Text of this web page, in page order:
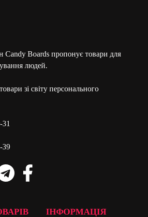
Candy Boards пропонує товари для
людей.
зі світу персонального
39
ІНФОРМАЦІЯ